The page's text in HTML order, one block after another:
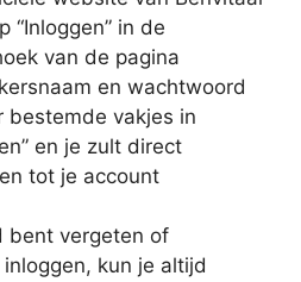
“Inloggen” in de
van de pagina
en wachtwoord
bestemde vakjes in
en je zult direct
tot je account
bent vergeten of
kun je altijd